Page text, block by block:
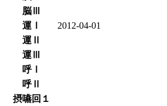
脳Ⅲ
運Ⅰ
2012-04-01
運Ⅱ
運Ⅲ
呼Ⅰ
呼Ⅱ
摂嚥回１